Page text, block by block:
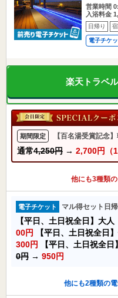
営業時間
入浴料金
日帰り
電子チケ
楽天トラベ
期間限定 【百名湯受賞記念
通常4,250円 → 2,700円（
他にも3種類
電子チケット マル得セット日
【平日、土日祝全日】大
00円
【平日、土日祝全日
300円
【平日、土日祝全
0円 → 950円
他にも2種類の